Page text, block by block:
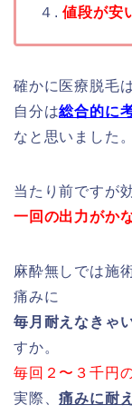
４.値段が安
確かに医療脱毛
自分は総合的に
なと思いました。
当たり前ですが
一回の出力がか
麻酔無しでは施
痛みに
毎月耐えなきゃ
すか。
毎回２〜３千円
実際、痛みに耐